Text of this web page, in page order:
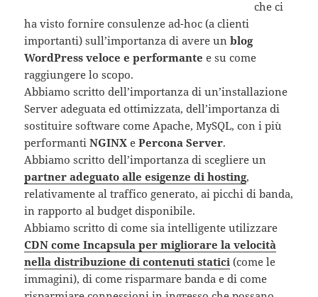
che ci
ha visto fornire consulenze ad-hoc (a clienti
importanti) sull’importanza di avere unblog
WordPress veloce e performante e su come
raggiungere lo scopo.
Abbiamo scritto dell’importanza di un’installazione
Server adeguata ed ottimizzata, dell’importanza di
sostituire software come Apache, MySQL, con i più
performantiNGINX ePercona Server.
Abbiamo scritto dell’importanza di scegliere un
partner adeguato alle esigenze di hosting,
relativamente al traffico generato, ai picchi di banda,
in rapporto al budget disponibile.
Abbiamo scritto di come sia intelligente utilizzare
CDN come Incapsula per migliorare la velocità
nella distribuzione di contenuti statici (come le
immagini), di come risparmare banda e di come